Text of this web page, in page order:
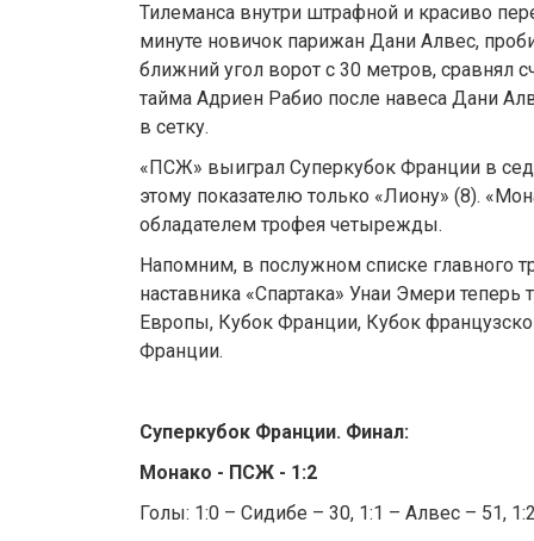
Тилеманса внутри штрафной и красиво
минуте новичок парижан Дани Алвес,
ближний угол ворот с 30 метров, сравнял
тайма Адриен Рабио после навеса Дани
в сетку.
«ПСЖ» выиграл Суперкубок Франции в
этому показателю только «Лиону» (8).
обладателем трофея четырежды.
Напомним, в послужном списке главного
наставника «Спартака» Унаи Эмери теперь
Европы, Кубок Франции, Кубок
Франции.
Суперкубок Франции. Финал:
Монако - ПСЖ - 1:2
Голы: 1:0 – Сидибе – 30, 1:1 – Алвес – 51,